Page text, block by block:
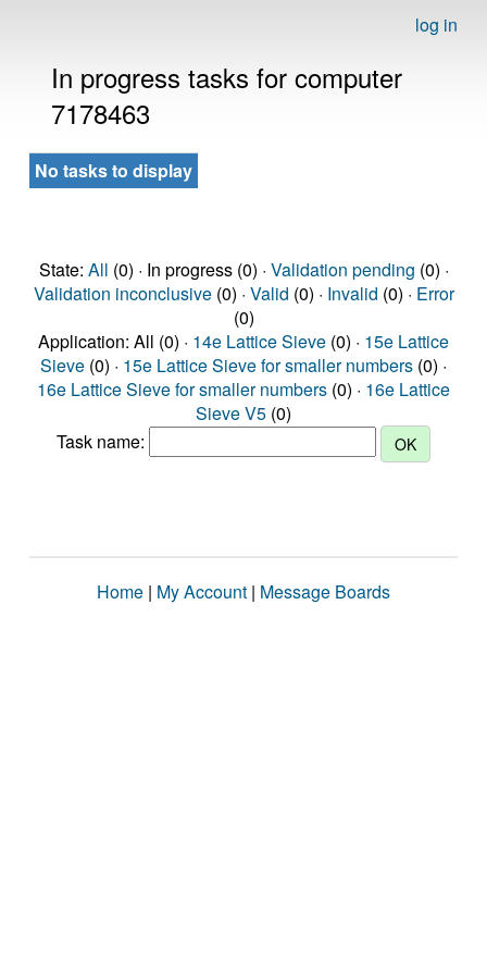
log in
In progress tasks for computer
7178463
No tasks to display
State: All (0) · In progress (0) · Validation pending (0) ·
Validation inconclusive(0) · Valid (0) · Invalid (0) · Error
(0)
Application: All (0) · 14e Lattice Sieve (0) · 15e Lattice
Sieve (0) · 15e Lattice Sieve for smaller numbers (0) ·
16e Lattice Sieve for smaller numbers (0) · 16e Lattice
Sieve V5 (0)
Task name:
Home | My Account | Message Boards